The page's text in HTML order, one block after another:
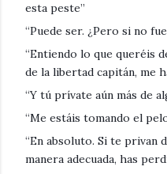
esta peste”
“Puede ser. ¿Pero si no
“Entiendo lo que queréis
de la libertad capitán, me
“Y tú prívate aún más de
“Me estáis tomando el
“En absoluto. Si te privan
manera adecuada, has